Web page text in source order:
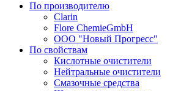
По производителю
Clarin
Flore ChemieGmbH
ООО "Новый Прогресс"
По свойствам
Кислотные очистители
Нейтральные очистители
Смазочные средства